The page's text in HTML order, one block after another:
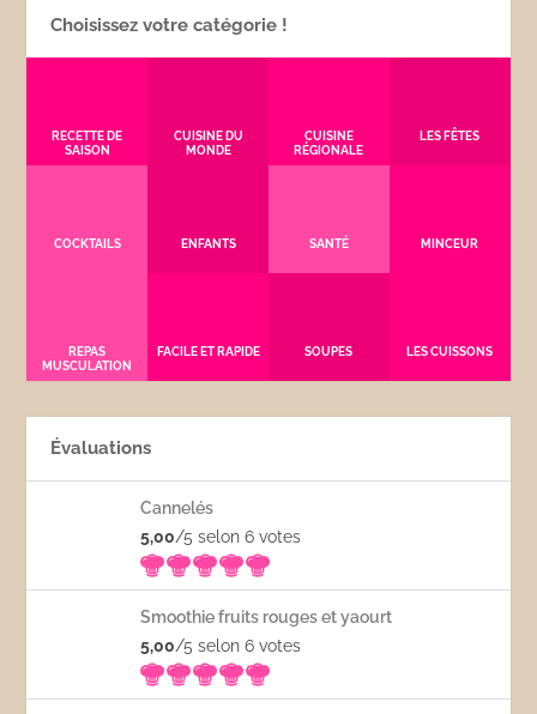
Choisissez votre catégorie !
RECETTE DE
SAISON
CUISINE DU
MONDE
CUISINE
RÉGIONALE
LES FÊTES
COCKTAILS ENFANTS SANTÉ MINCEUR
REPAS
MUSCULATION
FACILE ET RAPIDE SOUPES LES CUISSONS
Évaluations
Cannelés
5,00/5 selon 6votes
Smoothie fruits rouges et yaourt
5,00/5 selon 6votes